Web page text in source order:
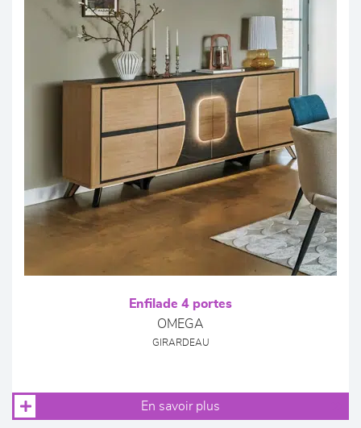
Enfilade 4 portes
OMEGA
GIRARDEAU
En savoir plus